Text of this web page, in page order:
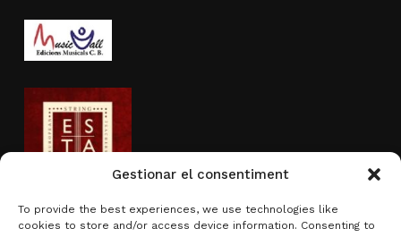
Gestionar el consentiment
To provide the best experiences, we use technologies like
cookies to store and/or access device information. Consenting to